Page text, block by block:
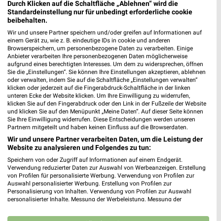
21,9 km
Marken-Spezial
Gültig bis Mo. 31.08.
57,5 km
Angebote ab 08.08.
XXXLutz
57,5 km
Wohnenpreishits
Zurbrüggen
21,9 km
Angebote ab 08.08.
Durch Klicken auf die Schaltfläche „Ablehnen“ wird die
Standardeinstellung nur für unbedingt erforderliche cookie
beibehalten.
Wir und unsere Partner speichern und/oder greifen auf Informationen auf
einem Gerät zu, wie z. B. eindeutige IDs in cookie und anderen
Browserspeichern, um personenbezogene Daten zu verarbeiten. Einige
Anbieter verarbeiten Ihre personenbezogenen Daten möglicherweise
aufgrund eines berechtigten Interesses. Um dem zu widersprechen, öffnen
Sie die „Einstellungen“. Sie können Ihre Einstellungen akzeptieren, ablehnen
oder verwalten, indem Sie auf die Schaltfläche „Einstellungen verwalten“
klicken oder jederzeit auf die Fingerabdruck-Schaltfläche in der linken
unteren Ecke der Website klicken. Um Ihre Einwilligung zu widerrufen,
klicken Sie auf den Fingerabdruck oder den Link in der Fußzeile der Website
und klicken Sie auf den Menüpunkt „Meine Daten“. Auf dieser Seite können
Sie Ihre Einwilligung widerrufen. Diese Entscheidungen werden unseren
Partnern mitgeteilt und haben keinen Einfluss auf die Browserdaten.
Wir und unsere Partner verarbeiten Daten, um die Leistung der
Website zu analysieren und Folgendes zu tun:
Speichern von oder Zugriff auf Informationen auf einem Endgerät.
Verwendung reduzierter Daten zur Auswahl von Werbeanzeigen. Erstellung
von Profilen für personalisierte Werbung. Verwendung von Profilen zur
Auswahl personalisierter Werbung. Erstellung von Profilen zur
Personalisierung von Inhalten. Verwendung von Profilen zur Auswahl
personalisierter Inhalte. Messung der Werbeleistung. Messung der
Kombinationen von Daten aus verschiedenen Quellen. Entwicklung und